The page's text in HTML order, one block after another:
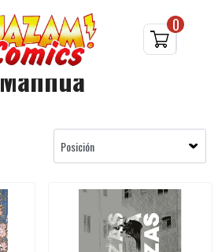
0
Manhua